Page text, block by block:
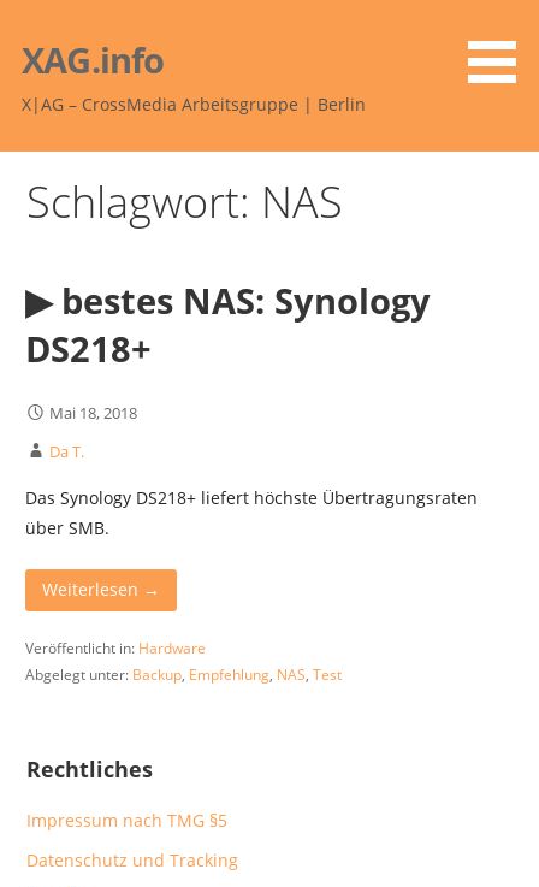
Inhalt
springen
XAG.info
X|AG – CrossMedia Arbeitsgruppe | Berlin
Schlagwort: NAS
▶︎ bestes NAS: Synology
DS218+
Mai 18, 2018
Da T.
Das Synology DS218+ liefert höchste Übertragungsraten
über SMB.
Weiterlesen →
Veröffentlicht in: Hardware
Abgelegt unter: Backup, Empfehlung, NAS, Test
Rechtliches
Impressum nach TMG §5
Datenschutz und Tracking